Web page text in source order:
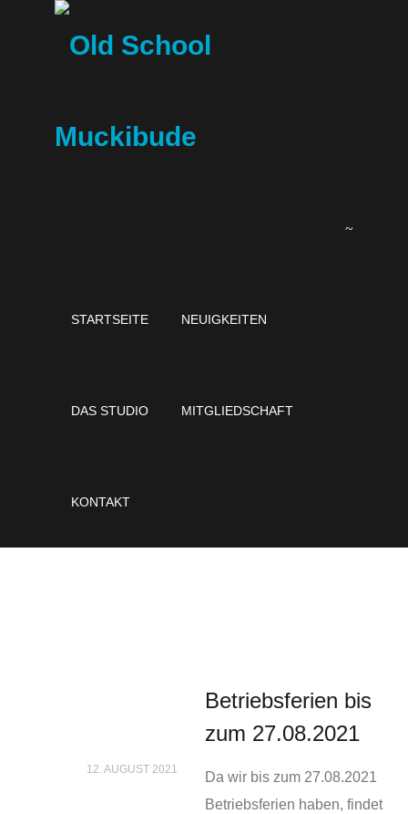
STARTSEITE NEUIGKEITEN
DAS STUDIO MITGLIEDSCHAFT
KONTAKT
Betriebsferien bis
zum 27.08.2021
12. AUGUST 2021
Da wir bis zum 27.08.2021
Betriebsferien haben, findet